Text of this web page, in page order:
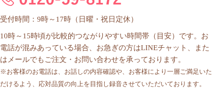
受付時間：9時～17時（日曜・祝日定休）
10時～15時頃が比較的つながりやすい時間帯（目安）です。お
電話が混みあっている場合、お急ぎの方はLINEチャット、また
はメールでもご注文・お問い合わせを承っております。
※お客様のお電話は、お話しの内容確認や、お客様により一層ご満足いた
だけるよう、応対品質の向上を目指し録音させていただいております。